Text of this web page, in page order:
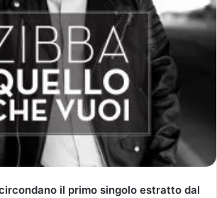
il primo singolo estratto dal